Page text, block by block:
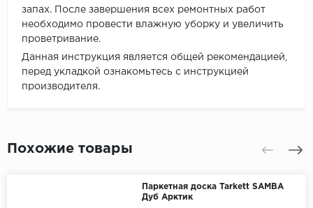
запах. После завершения всех ремонтных работ
необходимо провести влажную уборку и увеличить
проветривание.
Данная инструкция является общей рекомендацией,
перед укладкой ознакомьтесь с инструкцией
производителя.
Похожие товары
Паркетная доска Tarkett SAMBA
Дуб Арктик